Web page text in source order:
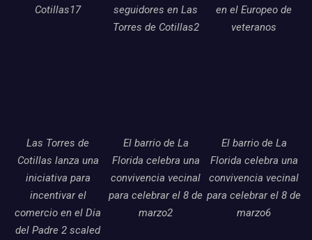
Cotillas17
seguidores en Las
Torres de Cotillas2
en el Europeo de
veteranos
Las Torres de
Cotillas lanza una
iniciativa para
incentivar el
comercio en el Dia
del Padre 2 scaled
El barrio de La
Florida celebra una
convivencia vecinal
para celebrar el 8 de
marzo2
El barrio de La
Florida celebra una
convivencia vecinal
para celebrar el 8 de
marzo6